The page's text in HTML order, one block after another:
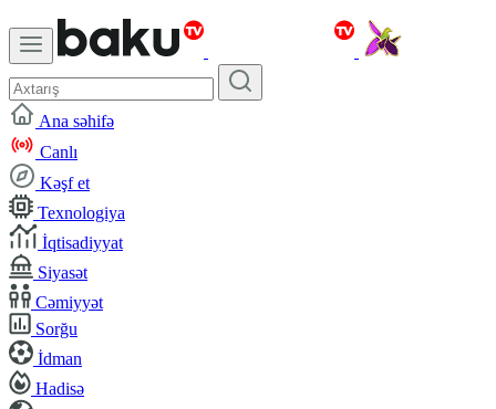
Ana səhifə
Canlı
Kəşf et
Texnologiya
İqtisadiyyat
Siyasət
Cəmiyyət
Sorğu
İdman
Hadisə